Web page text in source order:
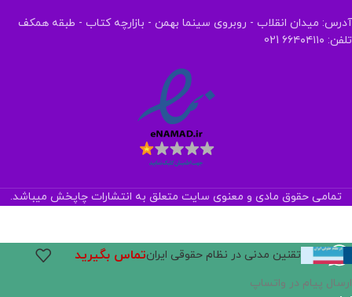
آدرس: میدان انقلاب - روبروی سینما بهمن - بازارچه کتاب - طبقه همکف
تلفن: ۶۶۴۰۴۱۱۰ 021
تمامی حقوق مادی و معنوی سایت متعلق به انتشارات چاپخش میباشد.
تقنین مدنی در نظام حقوقی ایرانتماس بگیرید
ارسال پیام در واتساپ